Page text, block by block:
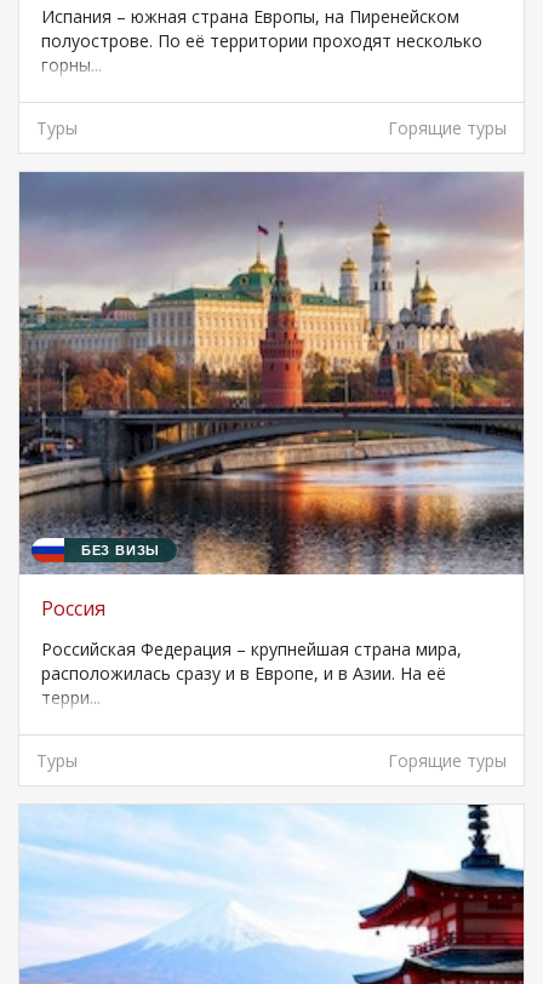
Испания – южная страна Европы, на Пиренейском
полуострове. По её территории проходят несколько
горны...
Туры Горящие туры
БЕЗ ВИЗЫ
Россия
Российская Федерация – крупнейшая страна мира,
расположилась сразу и в Европе, и в Азии. На её
терри...
Туры Горящие туры